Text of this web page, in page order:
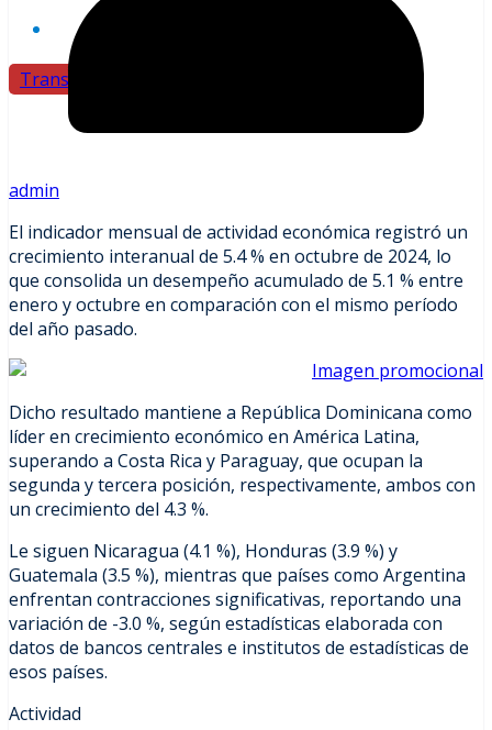
Deportes
Transmision
admin
El indicador mensual de actividad económica registró un
crecimiento interanual de 5.4 % en octubre de 2024, lo
que consolida un desempeño acumulado de 5.1 % entre
enero y octubre en comparación con el mismo período
del año pasado.
Dicho resultado mantiene a República Dominicana como
líder en crecimiento económico en América Latina,
superando a Costa Rica y Paraguay, que ocupan la
segunda y tercera posición, respectivamente, ambos con
un crecimiento del 4.3 %.
Le siguen Nicaragua (4.1 %), Honduras (3.9 %) y
Guatemala (3.5 %), mientras que países como Argentina
enfrentan contracciones significativas, reportando una
variación de -3.0 %, según estadísticas elaborada con
datos de bancos centrales e institutos de estadísticas de
esos países.
Actividad